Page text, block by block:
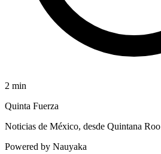
2 min
Quinta Fuerza
Noticias de México, desde Quintana Roo
Powered by Nauyaka